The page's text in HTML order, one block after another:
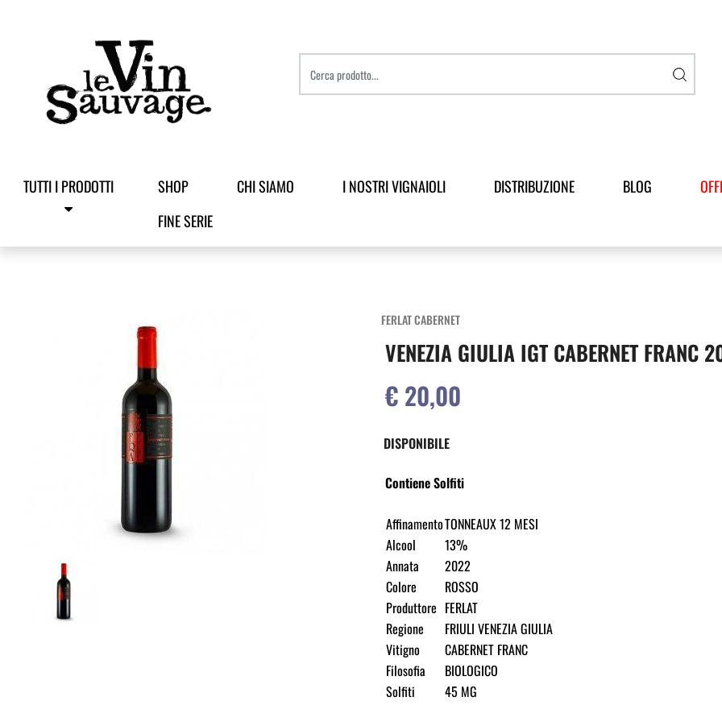
TUTTI I PRODOTTI SHOP CHI SIAMO I NOSTRI VIGNAIOLI DISTRIBUZIONE BLOG
FINE SERIE
FERLAT CABERNET
VENEZIA GIULIA IGT CABERNET FRANC
€ 20,00
DISPONIBILE
Contiene Solfiti
AffinamentoTONNEAUX 12 MESI
Alcool
13%
Annata
2022
Colore
ROSSO
Produttore FERLAT
Regione
FRIULI VENEZIA GIULIA
Vitigno
CABERNET FRANC
Filosofia
BIOLOGICO
Solfiti
45 MG